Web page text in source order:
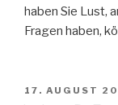
haben Sie Lust,
Fragen haben,
17. AUGUST